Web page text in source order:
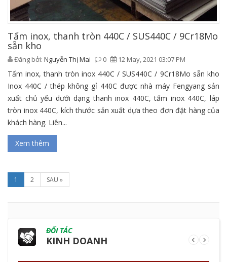
Tấm inox, thanh tròn 440C / SUS440C / 9Cr18Mo
sẵn kho
Đăng bởi: Nguyễn Thị Mai 0 12 May, 2021 03:07 PM
Tấm inox, thanh tròn inox 440C / SUS440C / 9Cr18Mo sẵn kho
Inox 440C / thép không gỉ 440C được nhà máy Fengyang sản
xuất chủ yếu dưới dạng thanh inox 440C, tấm inox 440C, láp
tròn inox 440C, kích thước sản xuất dựa theo đơn đặt hàng của
khách hàng. Liên...
Xem thêm
1 2 SAU »
ĐỐI TÁC
KINH DOANH